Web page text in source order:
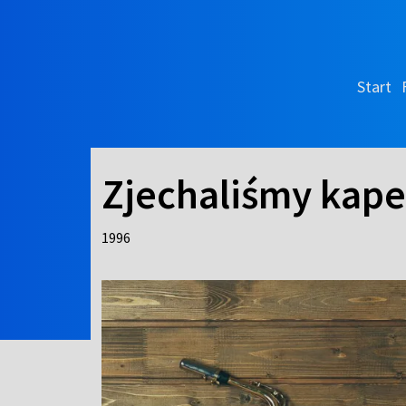
Start
Zjechaliśmy
1996